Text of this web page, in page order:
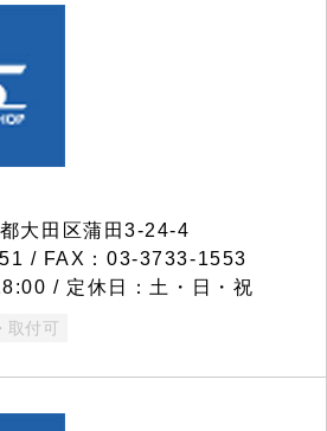
大田区蒲田3-24-4
/ FAX：03-3733-1553
/ 定休日：土・日・祝
取付可